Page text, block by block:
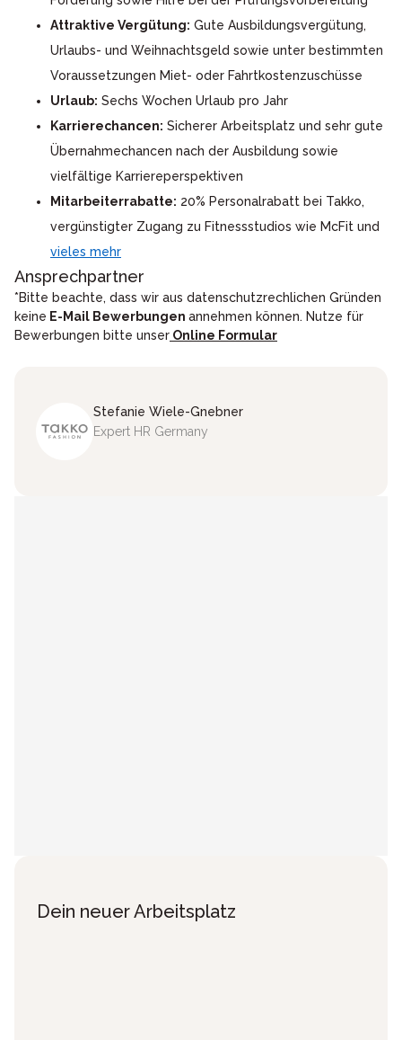
Attraktive Vergütung: Gute Ausbildungsvergütung,
Urlaubs- und Weihnachtsgeld sowie unter bestimmten
Voraussetzungen Miet- oder Fahrtkostenzuschüsse
Urlaub: Sechs Wochen Urlaub pro Jahr
Karrierechancen: Sicherer Arbeitsplatz und sehr gute
Übernahmechancen nach der Ausbildung sowie
vielfältige Karriereperspektiven
Mitarbeiterrabatte: 20% Personalrabatt bei Takko,
vergünstigter Zugang zu Fitnessstudios wie McFit und
vieles mehr
Ansprechpartner
*Bitte beachte, dass wir aus datenschutzrechlichen Gründen
keine E-Mail Bewerbungen annehmen können. Nutze für
Bewerbungen bitte unser Online Formular
Stefanie Wiele-Gnebner
Expert HR Germany
Dein neuer Arbeitsplatz